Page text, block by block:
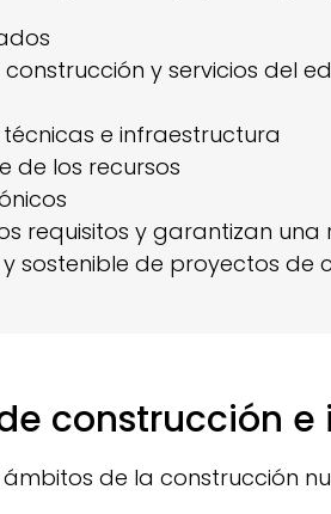
y servicios del
e infraestructura
de los recursos
requisitos y garantizan
sostenible de proyectos de
construcción
de la construcción